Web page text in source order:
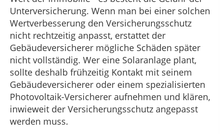
Unterversicherung. Wenn man bei einer solchen
Wertverbesserung den Versicherungsschutz
nicht rechtzeitig anpasst, erstattet der
Gebäudeversicherer mögliche Schäden später
nicht vollständig. Wer eine Solaranlage plant,
sollte deshalb frühzeitig Kontakt mit seinem
Gebäudeversicherer oder einem spezialisierten
Photovoltaik-Versicherer aufnehmen und klären,
inwieweit der Versicherungsschutz angepasst
werden muss.